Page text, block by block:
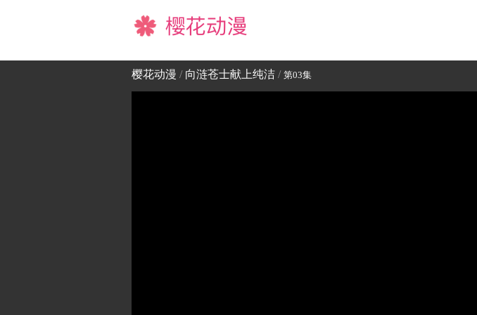
樱花动漫
樱花动漫 / 向涟苍士献上纯洁 / 第03集